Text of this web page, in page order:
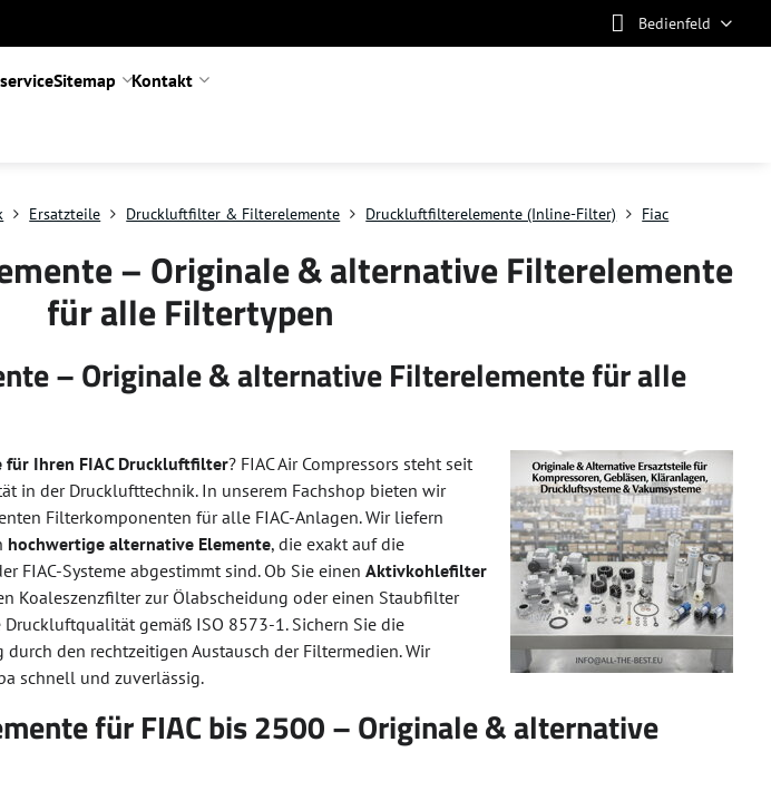
Bedienfeld
Sitemap Kontakt
Ersatzteile Druckluftfilter & Filterelemente Druckluftfilterelemente (Inline-Filter) Fiac
– Originale & alternative Filterelemente
für alle Filtertypen
– Originale & alternative Filterelemente für alle
für Ihren FIAC Druckluftfilter? FIAC Air Compressors steht seit
in der Drucklufttechnik. In unserem Fachshop bieten wir
Filterkomponenten für alle FIAC-Anlagen. Wir liefern
hochwertige alternative Elemente, die exakt auf die
FIAC-Systeme abgestimmt sind. Ob Sie einenAktivkohlefilter
Koaleszenzfilter zur Ölabscheidung oder einen Staubfilter
gemäß ISO 8573-1. Sichern Sie die
den rechtzeitigen Austausch der Filtermedien. Wir
schnell und zuverlässig.
für FIAC bis 2500 – Originale & alternative